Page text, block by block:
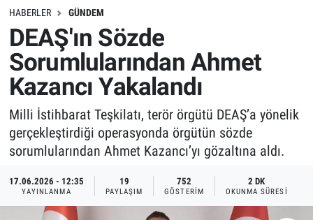
HABERLER GÜNDEM
DEAŞ'ın Sözde
Sorumlularından Ahmet
Kazancı Yakalandı
Milli İstihbarat Teşkilatı, terör örgütü DEAŞ’a yönelik
gerçekleştirdiği operasyonda örgütün sözde
sorumlularından Ahmet Kazancı’yı gözaltına aldı.
17.06.2026 - 12:35
YAYINLANMA
19
PAYLAŞIM
752
GÖSTERIM
2 DK
OKUNMA SÜRESI